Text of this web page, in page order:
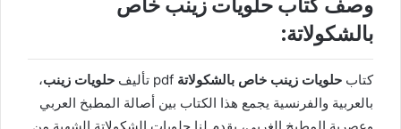
بالشكولاتة:
كتاب حلويات زينب خاص بالشكولاتة pdf تأليف حلويات زينب،
بالعربية والفرنسية يجمع هذا الكتاب بين أصالة المطبخ العربي
وعصرية المطبخ الغربي، يقدم لنا حلويات الشكولاتة الشهية من